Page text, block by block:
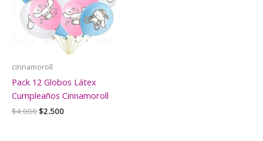
cinnamoroll
Pack 12 Globos Látex
Cumpleaños Cinnamoroll
$4.000El
$2.500El